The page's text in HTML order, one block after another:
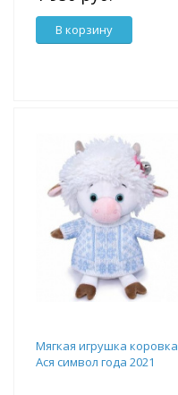
В корзину
Мягкая игрушка коровка
Ася символ года 2021